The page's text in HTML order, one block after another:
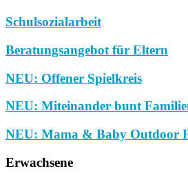
Schulsozialarbeit
Beratungsangebot für Eltern
NEU: Offener Spielkreis
NEU: Miteinander bunt
NEU: Mama & Baby Outdoor
Erwachsene